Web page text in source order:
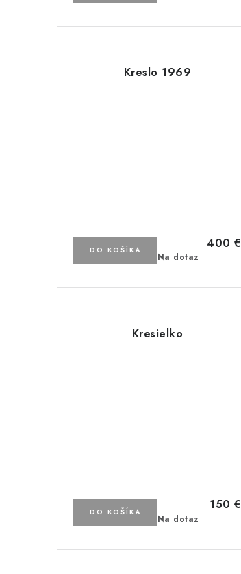
u
k
Kreslo 1969
Na dotaz
400 €
DO KOŠÍKA
Kresielko
Na dotaz
150 €
DO KOŠÍKA